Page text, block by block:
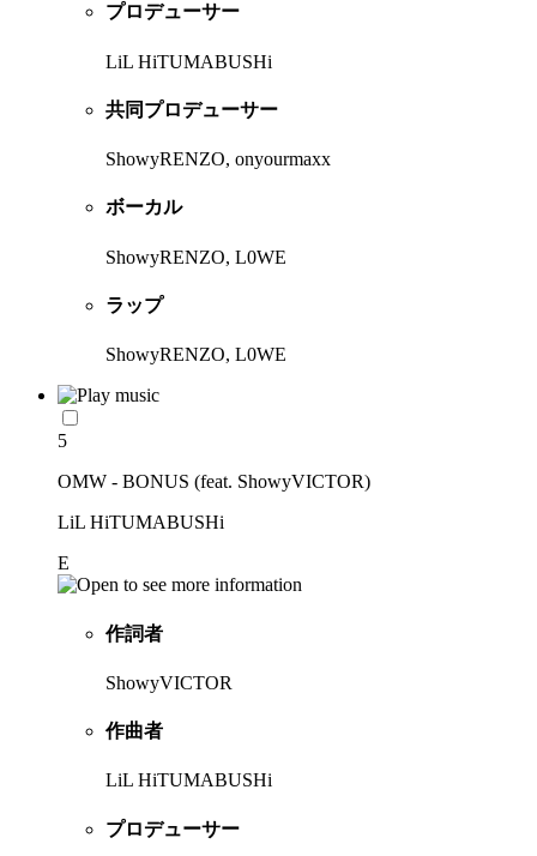
プロデューサー
LiL HiTUMABUSHi
共同プロデューサー
ShowyRENZO, onyourmaxx
ボーカル
ShowyRENZO, L0WE
ラップ
ShowyRENZO, L0WE
5
OMW - BONUS (feat. ShowyVICTOR)
LiL HiTUMABUSHi
E
作詞者
ShowyVICTOR
作曲者
LiL HiTUMABUSHi
プロデューサー